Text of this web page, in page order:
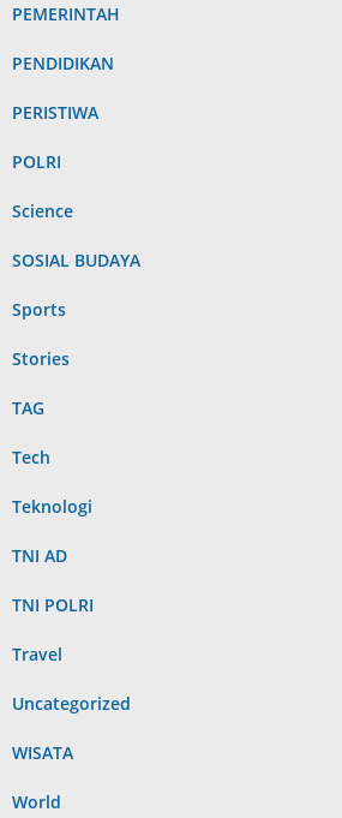
PEMERINTAH
PENDIDIKAN
PERISTIWA
POLRI
Science
SOSIAL BUDAYA
Sports
Stories
TAG
Tech
Teknologi
TNI AD
TNI POLRI
Travel
Uncategorized
WISATA
World